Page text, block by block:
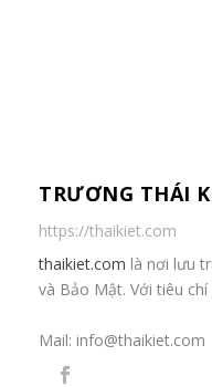
TRƯƠNG THÁI
https://thaikiet.com
thaikiet.com là nơi lưu
và Bảo Mật. Với tiêu
Mail: info@thaikiet.com